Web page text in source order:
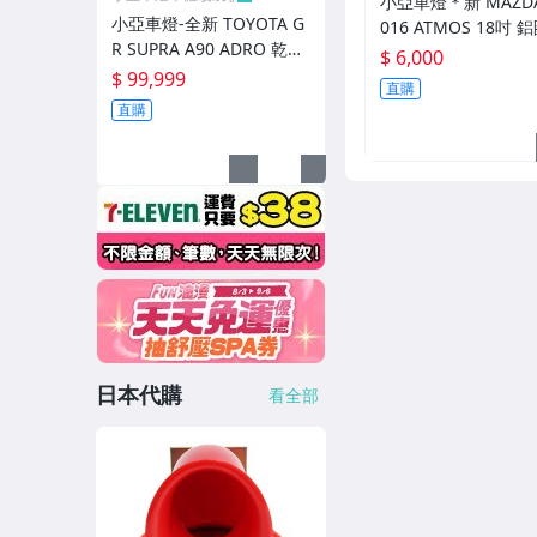
016 ATMOS 18吋
*8.5 5/108 ET40 5孔
車邊 鉚釘款
$ 6,000
直購
小亞車燈-全新 TOYOTA G
R SUPRA A90 ADRO 乾式
碳纖維 前保桿風刀 前保 風
刀
$ 99,999
直購
日本代購 看全部